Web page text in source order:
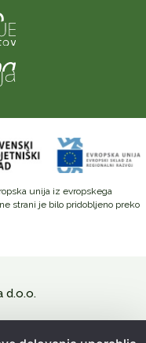
unija iz evropskega
strani je bilo pridobljeno preko
d.o.o.